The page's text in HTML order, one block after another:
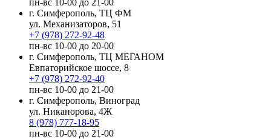
г. Симферополь, ТЦ ФМ
ул. Механизаторов, 51
+7 (978) 272-92-48
пн-вс 10-00 до 20-00
г. Симферополь, ТЦ МЕГАНОМ
Евпаторийское шоссе, 8
+7 (978) 272-92-40
пн-вс 10-00 до 21-00
г. Симферополь, Виноград
ул. Никанорова, 4Ж
8 (978) 777-18-95
пн-вс 10-00 до 21-00